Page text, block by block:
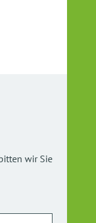
wir Sie